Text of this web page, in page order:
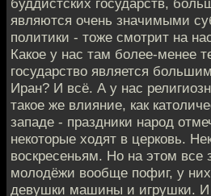
являются очень значимыми
политики - тоже смотрит на
Какое у нас там более-менее
государство является
Иран? И всё. А у нас
такое же влияние, как
западе - праздники народ
некоторые ходят в церковь.
воскресеньям. Но на этом все
молодёжи вообще пофиг, у
девушки машины и игрушки. И